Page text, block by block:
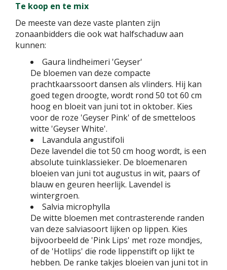
Te koop en te mix
De meeste van deze vaste planten zijn
zonaanbidders die ook wat halfschaduw aan
kunnen:
Gaura lindheimeri 'Geyser'
De bloemen van deze compacte
prachtkaarssoort dansen als vlinders. Hij kan
goed tegen droogte, wordt rond 50 tot 60 cm
hoog en bloeit van juni tot in oktober. Kies
voor de roze 'Geyser Pink' of de smetteloos
witte 'Geyser White'.
Lavandula angustifoli
Deze lavendel die tot 50 cm hoog wordt, is een
absolute tuinklassieker. De bloemenaren
bloeien van juni tot augustus in wit, paars of
blauw en geuren heerlijk. Lavendel is
wintergroen.
Salvia microphylla
De witte bloemen met contrasterende randen
van deze salviasoort lijken op lippen. Kies
bijvoorbeeld de 'Pink Lips' met roze mondjes,
of de 'Hotlips' die rode lippenstift op lijkt te
hebben. De ranke takjes bloeien van juni tot in